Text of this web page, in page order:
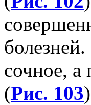
сочное,
(Рис. 103